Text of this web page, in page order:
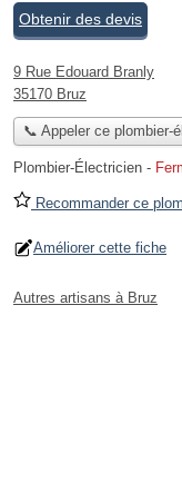
Obtenir des devis
9 Rue Edouard Branly
35170 Bruz
📞 Appeler ce plombier-
Plombier-Électricien -
Recommander ce
Améliorer cette fiche
Autres artisans à Bruz